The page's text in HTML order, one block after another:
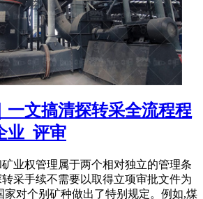
一文搞清探转采全流程程
业_评审
业权管理属于两个相对独立的管理条
采手续不需要以取得立项审批文件为
家对个别矿种做出了特别规定。例如,煤